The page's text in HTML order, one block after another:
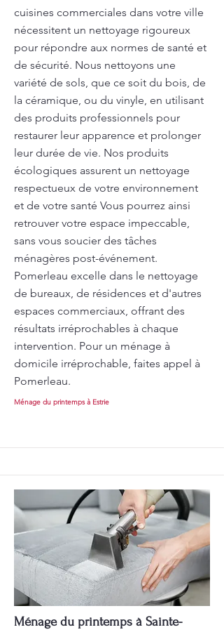
cuisines commerciales dans votre ville
nécessitent un nettoyage rigoureux
pour répondre aux normes de santé et
de sécurité. Nous nettoyons une
variété de sols, que ce soit du bois, de
la céramique, ou du vinyle, en utilisant
des produits professionnels pour
restaurer leur apparence et prolonger
leur durée de vie. Nos produits
écologiques assurent un nettoyage
respectueux de votre environnement
et de votre santé Vous pourrez ainsi
retrouver votre espace impeccable,
sans vous soucier des tâches
ménagères post-événement.
Pomerleau excelle dans le nettoyage
de bureaux, de résidences et d'autres
espaces commerciaux, offrant des
résultats irréprochables à chaque
intervention. Pour un ménage à
domicile irréprochable, faites appel à
Pomerleau.
Ménage du printemps à Estrie
Ménage du printemps à Sainte-